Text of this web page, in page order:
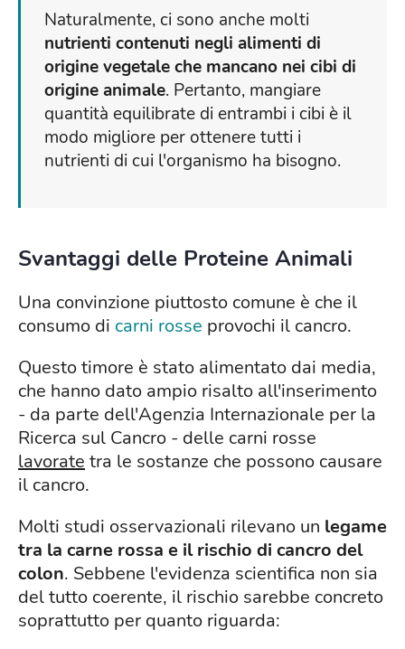
Naturalmente, ci sono anche molti
nutrienti contenuti negli alimenti di
origine vegetale che mancano nei cibi di
origine animale. Pertanto, mangiare
quantità equilibrate di entrambi i cibi è il
modo migliore per ottenere tutti i
nutrienti di cui l'organismo ha bisogno.
Svantaggi delle Proteine Animali
Una convinzione piuttosto comune è che il
consumo di carni rosse provochi il cancro.
Questo timore è stato alimentato dai media,
che hanno dato ampio risalto all'inserimento
- da parte dell'Agenzia Internazionale per la
Ricerca sul Cancro - delle carni rosse
lavorate tra le sostanze che possono causare
il cancro.
Molti studi osservazionali rilevano un legame
tra la carne rossa e il rischio di cancro del
colon. Sebbene l'evidenza scientifica non sia
del tutto coerente, il rischio sarebbe concreto
soprattutto per quanto riguarda: